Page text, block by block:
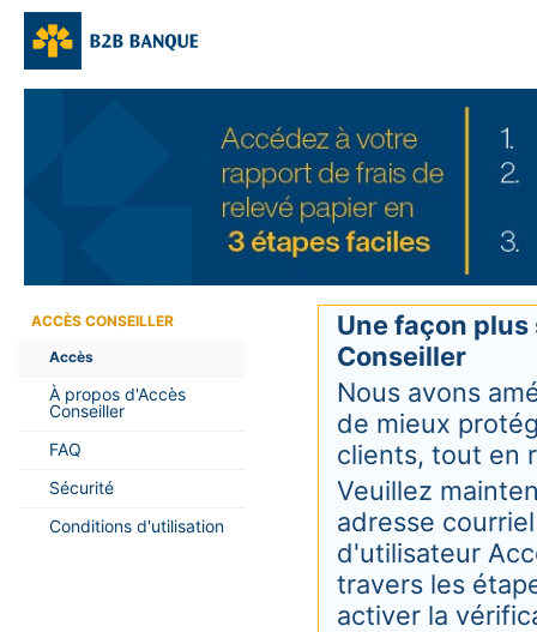
ACCÈS CONSEILLER
Accès
À propos d'Accès
Conseiller
FAQ
Sécurité
Conditions d'utilisation
Une façon
Conseiller
Nous avons
de mieux
clients, tout en
Veuillez
adresse
d'utilisateur
travers les
activer la